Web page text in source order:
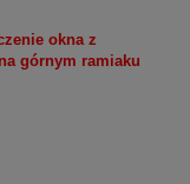
okna z
górnym ramiaku